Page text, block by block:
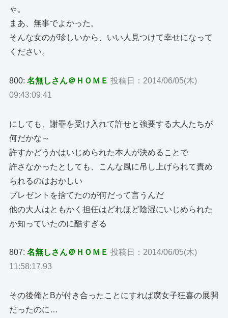
ゃ。
まあ、無事でよかった。
そんな女のが珍しいから、いい人見つけて幸せになって
ください。
800:名無しさん＠ＨＯＭＥ 投稿日：2014/06/05(木)
09:43:09.41
にしても、謝罪を受け入れて許せと強要する大人たちが
何だかな～
許すかどうかはいじめられた本人が決めることで
許さなかったとしても、こんな風に吊し上げられて責め
られるのはおかしい
プレゼントを捨てたのが何だって言うんだ
他の大人はともかく担任はどれほど陰湿にいじめられた
か知っていたのに酷すぎる
807:名無しさん＠ＨＯＭＥ 投稿日：2014/06/05(木)
11:58:17.93
その後俺とBが付き合ったことにすれば腐女子狂喜の展開
だったのに…